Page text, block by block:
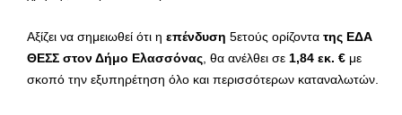
Αξίζει να σημειωθεί ότι η επένδυση 5ετούς ορίζοντα της ΕΔΑ
ΘΕΣΣ στον Δήμο Ελασσόνας , θα ανέλθει σε 1,84 εκ. € με
σκοπό την εξυπηρέτηση όλο και περισσότερων καταναλωτών.